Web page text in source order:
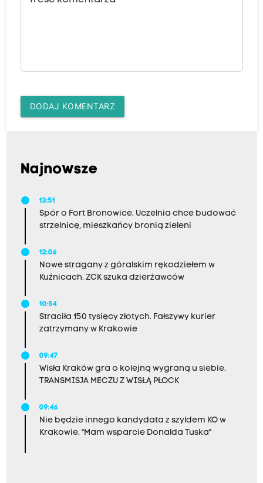
DODAJ KOMENTARZ
Najnowsze
13:51
Spór o Fort Bronowice. Uczelnia chce budować
strzelnicę, mieszkańcy bronią zieleni
12:06
Nowe stragany z góralskim rękodziełem w
Kuźnicach. ZCK szuka dzierżawców
10:54
Straciła 150 tysięcy złotych. Fałszywy kurier
zatrzymany w Krakowie
09:47
Wisła Kraków gra o kolejną wygraną u siebie.
TRANSMISJA MECZU Z WISŁĄ PŁOCK
09:46
Nie będzie innego kandydata z szyldem KO w
Krakowie. "Mam wsparcie Donalda Tuska"